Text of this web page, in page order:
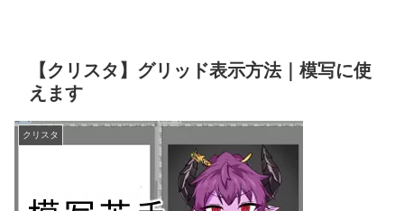
【クリスタ】グリッド表示方法｜模写に使
えます
クリスタ